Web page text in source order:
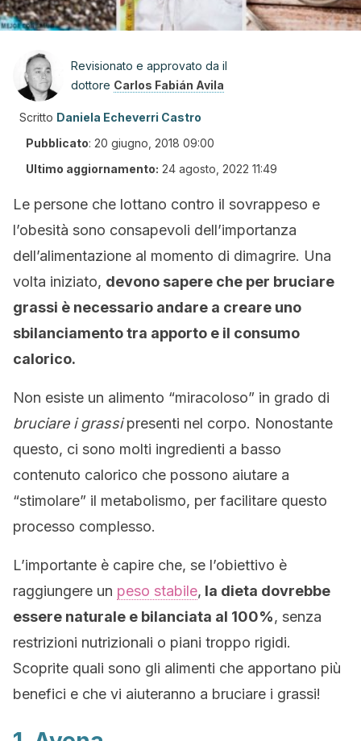
Revisionato e approvato da il
dottore Carlos Fabián Avila
Scritto Daniela Echeverri Castro
Pubblicato: 20 giugno, 2018 09:00
Ultimo aggiornamento: 24 agosto, 2022 11:49
Le persone che lottano contro il sovrappeso e
l’obesità sono consapevoli dell’importanza
dell’alimentazione al momento di dimagrire. Una
volta iniziato, devono sapere che per bruciare
grassi è necessario andare a creare uno
sbilanciamento tra apporto e il consumo
calorico.
Non esiste un alimento “miracoloso” in grado di
bruciare i grassipresenti nel corpo. Nonostante
questo, ci sono molti ingredienti a basso
contenuto calorico che possono aiutare a
“stimolare” il metabolismo, per facilitare questo
processo complesso.
L’importante è capire che, se l’obiettivo è
raggiungere un peso stabile, la dieta dovrebbe
essere naturale e bilanciata al 100%, senza
restrizioni nutrizionali o piani troppo rigidi.
Scoprite quali sono gli alimenti che apportano più
benefici e che vi aiuteranno a bruciare i grassi!